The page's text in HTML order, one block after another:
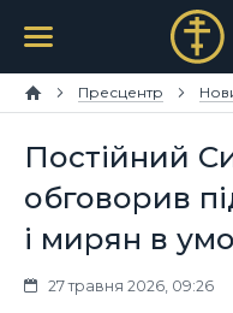
Пресцентр
Постійний
обговорив
і мирян в
27 травня 2026, 09:26